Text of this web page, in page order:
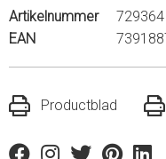
Artikelnummer
729364
EAN
Productblad